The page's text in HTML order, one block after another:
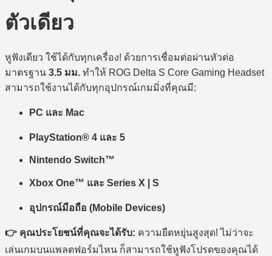
ตัวเดียว
หูฟังเดียว ใช้ได้กับทุกเครื่อง! ด้วยการเชื่อมต่อผ่านหัวต่อ
มาตรฐาน 3.5 มม. ทำให้ ROG Delta S Core Gaming Headset
สามารถใช้งานได้กับทุกอุปกรณ์เกมมิ่งที่คุณมี:
PC และ Mac
PlayStation® 4 และ 5
Nintendo Switch™
Xbox One™ และ Series X | S
อุปกรณ์มือถือ (Mobile Devices)
👉 คุณประโยชน์ที่คุณจะได้รับ: ความยืดหยุ่นสูงสุด! ไม่ว่าจะ
เล่นเกมบนแพลตฟอร์มไหน ก็สามารถใช้หูฟังโปรดของคุณได้